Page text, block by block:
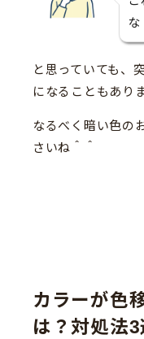
な
と思っていても、
になることもあり
なるべく暗い色の
さいね＾＾
カラーが色
は？対処法3